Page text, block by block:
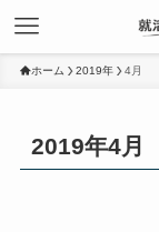
ホーム 2019年 4月
2019年4月